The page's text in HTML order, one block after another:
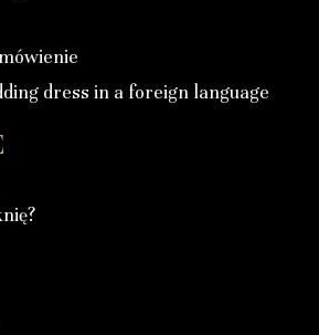
dress in a foreign language